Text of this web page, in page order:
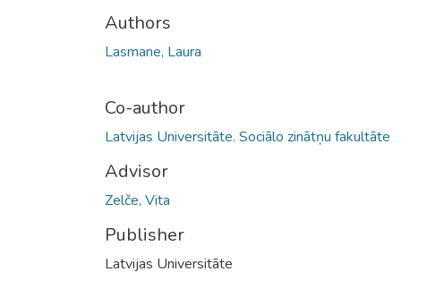
Authors
Lasmane, Laura
Co-author
Latvijas Universitāte. Sociālo zinātņu fakultāte
Advisor
Zelče, Vita
Publisher
Latvijas Universitāte